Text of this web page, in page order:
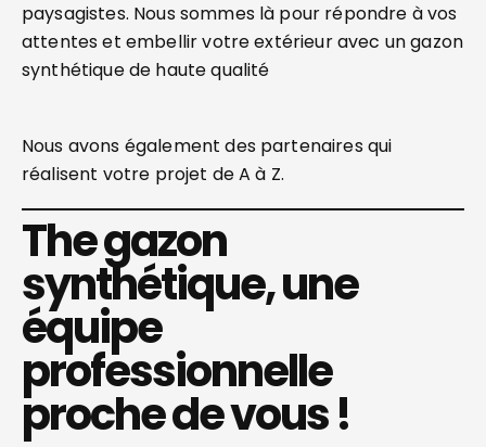
paysagistes. Nous sommes là pour répondre à vos
attentes et embellir votre extérieur avec un gazon
synthétique de haute qualité
Nous avons également des partenaires qui
réalisent votre projet de A à Z.
The gazon
synthétique, une
équipe
professionnelle
proche de vous !